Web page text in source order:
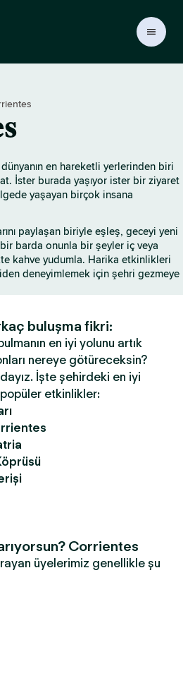
en hareketli yerlerinden biri
İster burada yaşıyor ister bir ziyaret
yaşayan birçok insana
paylaşan biriyle eşleş, geceyi yeni
barda onunla bir şeyler iç veya
kahve yudumla. Harika etkinlikleri
deneyimlemek için şehri gezmeye
buluşma fikri:
en iyi yolunu artık
nereye götüreceksin?
İşte şehirdeki en iyi
etkinlikler:
Corrientes
üyelerimiz genellikle şu